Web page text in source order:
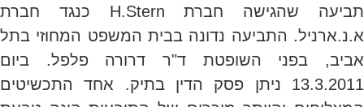
תביעה שהגישה חברת H.Stern כנגד חברת
א.נ.ארניל. התביעה נדונה בבית המשפט המחוזי בתל
אביב, בפני השופטת ד"ר דרורה פלפל. ביום
13.3.2011 ניתן פסק הדין בתיק. אחד התכשיטים